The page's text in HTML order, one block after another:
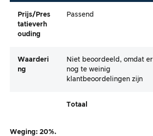
Prijs/pres
Tatieverh
Ouding
Passend
Waarderi
Ng
Niet beoordeeld, omdat er
nog te weinig
klantbeoordelingen zijn
Totaal
Weging: 20%.